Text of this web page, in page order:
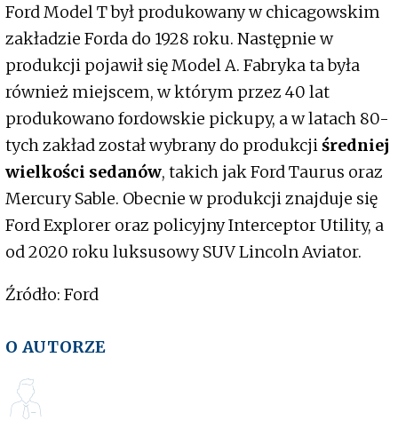
Ford Model T był produkowany w chicagowskim
zakładzie Forda do 1928 roku. Następnie w
produkcji pojawił się Model A. Fabryka ta była
również miejscem, w którym przez 40 lat
produkowano fordowskie pickupy, a w latach 80-
tych zakład został wybrany do produkcjiśredniej
wielkości sedanów, takich jak Ford Taurus oraz
Mercury Sable. Obecnie w produkcji znajduje się
Ford Explorer oraz policyjny Interceptor Utility, a
od 2020 roku luksusowy SUV Lincoln Aviator.
Źródło: Ford
O AUTORZE